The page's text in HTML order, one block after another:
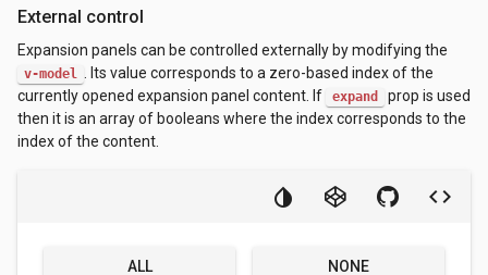
External control
Expansion panels can be controlled externally by modifying the
v-model
. Its value corresponds to a zero-based index of the
currently opened expansion panel content. If
expand
prop is used
then it is an array of booleans where the index corresponds to the
index of the content.
ALL NONE